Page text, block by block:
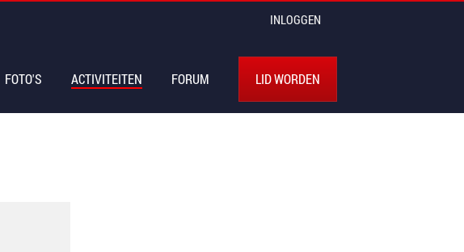
INLOGGEN
FOTO'S ACTIVITEITEN FORUM LID WORDEN